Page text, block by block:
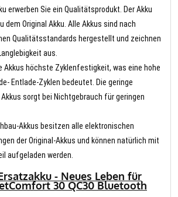
erwerben Sie ein Qualitätsprodukt. Der Akku
dem Original Akku. Alle Akkus sind nach
Qualitätsstandards hergestellt und zeichnen
aus.
Akkus höchste Zyklenfestigkeit, was eine hohe
Entlade-Zyklen bedeutet. Die geringe
sorgt bei Nichtgebrauch für geringen
Akkus besitzen alle elektronischen
der Original-Akkus und können natürlich mit
aufgeladen werden.
- Neues Leben für
30 QC30 Bluetooth